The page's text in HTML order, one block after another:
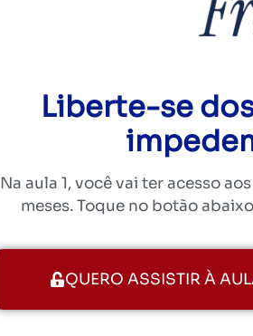
Liberte-se
Na aula 1, você vai ter acesso
meses. Toque no botão
QUERO ASSISTIR À